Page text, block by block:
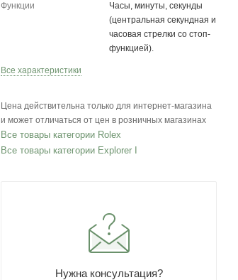
Функции
Часы, минуты, секунды
(центральная секундная и
часовая стрелки со стоп-
функцией).
Все характеристики
Цена действительна только для интернет-магазина
и может отличаться от цен в розничных магазинах
Все товары категории Rolex
Все товары категории Explorer I
Нужна консультация?